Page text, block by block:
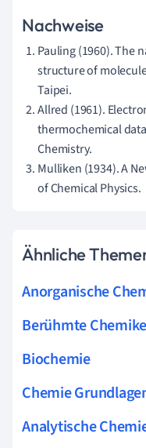
Nachweise
Pauling (1960). The
structure of
Taipei.
Allred (1961).
thermochemical
Chemistry.
Mulliken (1934). A
of Chemical Physics.
Ähnliche
Anorganische
Berühmte
Biochemie
Chemie
Analytische